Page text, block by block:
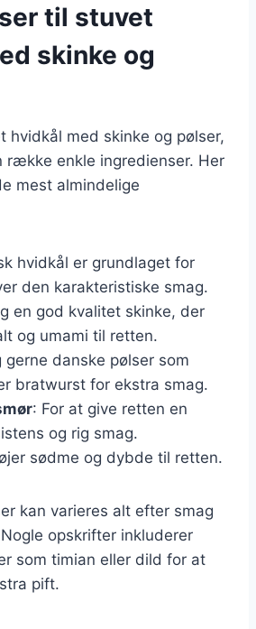
til stuvet
skinke og
hvidkål med skinke og pølser,
række enkle ingredienser. Her
mest almindelige
hvidkål er grundlaget for
den karakteristiske smag.
en god kvalitet skinke, der
og umami til retten.
gerne danske pølser som
bratwurst for ekstra smag.
: For at give retten en
og rig smag.
sødme og dybde til retten.
kan varieres alt efter smag
opskrifter inkluderer
som timian eller dild for at
pift.